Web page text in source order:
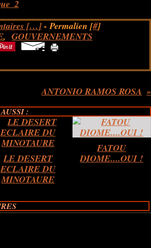
[…]- Permalien [#]
, GOUVERNEMENTS
ANTONIO RAMOS ROSA
:
LE DESERT
ECLAIRE DU
MINOTAURE
FATOU
DIOME....OUI !